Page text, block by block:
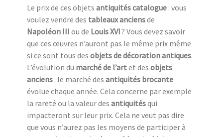
Le prix de ces objets antiquités catalogue : vous
voulez vendre des tableaux anciensde
Napoléon III ou de Louis XVI? Vous devez savoir
que ces œuvres n’auront pas le même prix même
si ce sont tous des objets de décoration antiques.
L’évolution du marché de l’artet des objets
anciens : le marché des antiquités brocante
évolue chaque année. Cela concerne par exemple
la rareté ou la valeur des antiquitésqui
impacteront sur leur prix. Cela ne veut pas dire
que vous n’aurez pas les moyens de participer à